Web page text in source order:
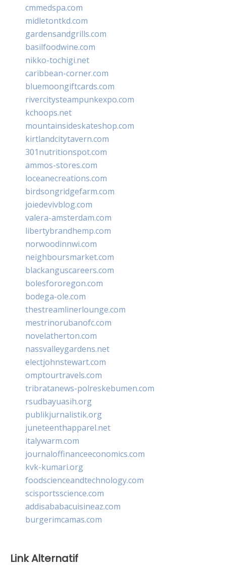
cmmedspa.com
midletontkd.com
gardensandgrills.com
basilfoodwine.com
nikko-tochigi.net
caribbean-corner.com
bluemoongiftcards.com
rivercitysteampunkexpo.com
kchoops.net
mountainsideskateshop.com
kirtlandcitytavern.com
301nutritionspot.com
ammos-stores.com
loceanecreations.com
birdsongridgefarm.com
joiedevivblog.com
valera-amsterdam.com
libertybrandhemp.com
norwoodinnwi.com
neighboursmarket.com
blackanguscareers.com
bolesfororegon.com
bodega-ole.com
thestreamlinerlounge.com
mestrinorubanofc.com
novelatherton.com
nassvalleygardens.net
electjohnstewart.com
omptourtravels.com
tribratanews-polreskebumen.com
rsudbayuasih.org
publikjurnalistik.org
juneteenthapparel.net
italywarm.com
journaloffinanceeconomics.com
kvk-kumari.org
foodscienceandtechnology.com
scisportsscience.com
addisababacuisineaz.com
burgerimcamas.com
Link Alternatif